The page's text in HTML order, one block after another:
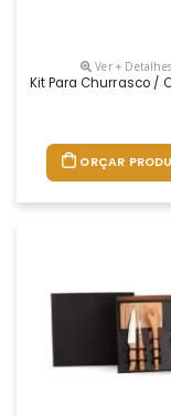
Ver + Detalhes
Kit Para Churrasco /
ORÇAR